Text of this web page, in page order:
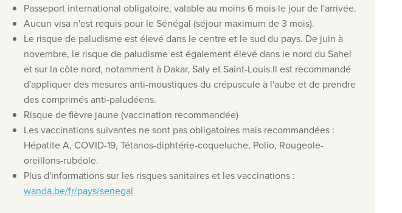
Passeport international obligatoire, valable au moins 6 mois le jour de l'arrivée.
Aucun visa n'est requis pour le Sénégal (séjour maximum de 3 mois).
Le risque de paludisme est élevé dans le centre et le sud du pays. De juin à
novembre, le risque de paludisme est également élevé dans le nord du Sahel
et sur la côte nord, notamment à Dakar, Saly et Saint-Louis.Il est recommandé
d'appliquer des mesures anti-moustiques du crépuscule à l'aube et de prendre
des comprimés anti-paludéens.
Risque de fièvre jaune (vaccination recommandée)
Les vaccinations suivantes ne sont pas obligatoires mais recommandées :
Hépatite A, COVID-19, Tétanos-diphtérie-coqueluche, Polio, Rougeole-
oreillons-rubéole.
Plus d'informations sur les risques sanitaires et les vaccinations :
wanda.be/fr/pays/senegal